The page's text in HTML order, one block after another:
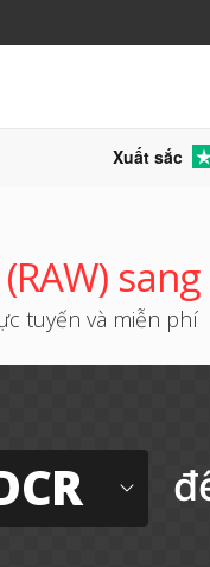
Xuất sắc
sang
tuyến và miễn phí